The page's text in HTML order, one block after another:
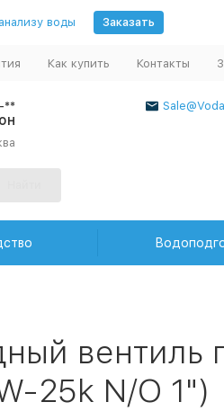
воды Заказать
Как купить Контакты
**
вентиль
25k N/O 1")